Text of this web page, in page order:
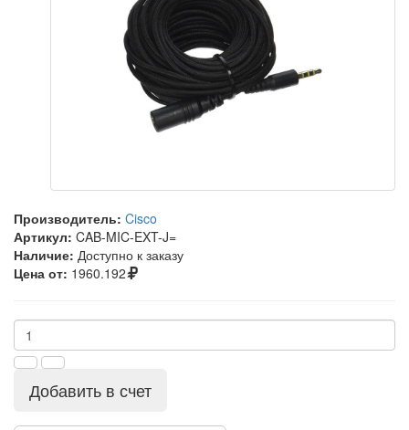
Производитель: Cisco
Артикул: CAB-MIC-EXT-J=
Наличие: Доступно к заказу
Цена от: 1960.192
Добавить в счет